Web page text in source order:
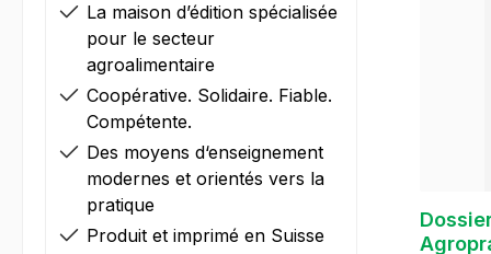
La maison d’édition spécialisée
pour le secteur
agroalimentaire
Coopérative. Solidaire. Fiable.
Compétente.
Des moyens d‘enseignement
modernes et orientés vers la
pratique
Produit et imprimé en Suisse